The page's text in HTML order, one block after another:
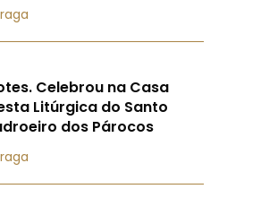
Celebrou na Casa
Litúrgica do Santo
dos Párocos